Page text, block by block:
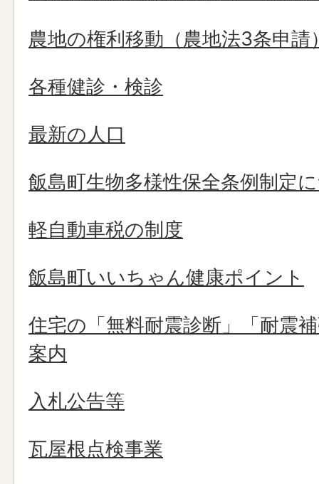
農地の権利移動（農地法3条申請
各種健診・検診
最新の人口
飯島町生物多様性保全条例制定
軽自動車税の制度
飯島町いいちゃん健康ポイント
住宅の「無料耐震診断」「耐震
案内
入札公告等
瓦屋根点検事業